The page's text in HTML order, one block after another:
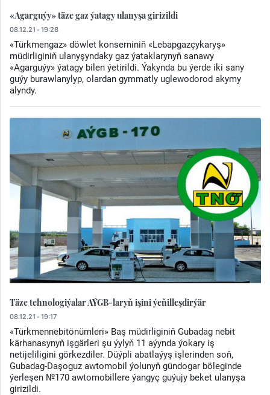
«Agarguýy» täze gaz ýatagy ulanyşa girizildi
08.12.21 - 19:28
«Türkmengaz» döwlet konserniniň «Lebapgazçykaryş»
müdirliginiň ulanyşyndaky gaz ýataklarynyň sanawy
«Agarguýy» ýatagy bilen ýetirildi. Ýakynda bu ýerde iki sany
guýy burawlanylyp, olardan gymmatly uglewodorod akymy
alyndy.
Täze tehnologiýalar AÝGB-laryň işini ýeňilleşdirýär
08.12.21 - 19:17
«Türkmennebitönümleri» Baş müdirliginiň Gubadag nebit
kärhanasynyň işgärleri şu ýylyň 11 aýynda ýokary iş
netijeliligini görkezdiler. Düýpli abatlaýyş işlerinden soň,
Gubadag-Daşoguz awtomobil ýolunyň gündogar böleginde
ýerleşen №170 awtomobillere ýangyç guýujy beket ulanyşa
girizildi.